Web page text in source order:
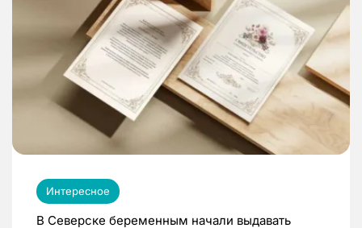
Интересное
В Северске беременным начали выдавать